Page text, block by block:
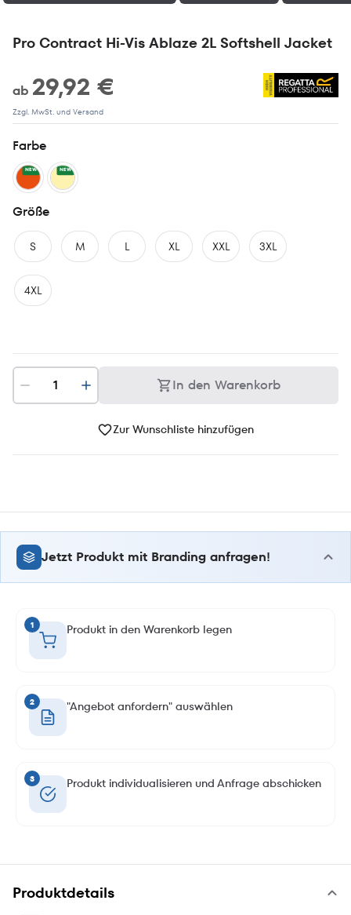
Pro Contract Hi-Vis Ablaze 2L Softshell Jacket
ab 29,92 €
Zzgl. MwSt. und Versand
Farbe
NEW NEW
Größe
S M L XL XXL 3XL
4XL
In den Warenkorb
Zur Wunschliste hinzufügen
Jetzt Produkt mit Branding anfragen!
1 Produkt in den Warenkorb legen
2 "Angebot anfordern" auswählen
3 Produkt individualisieren und Anfrage abschicken
Produktdetails